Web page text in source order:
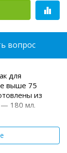
вопрос
для
выше 75
из
— 180 мл.